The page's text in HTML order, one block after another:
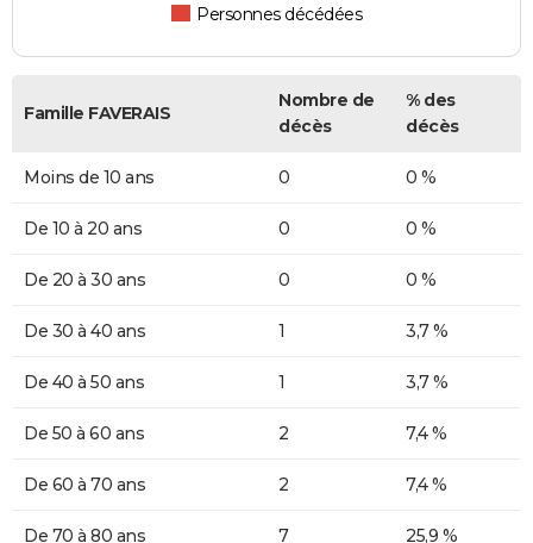
Personnes décédées
Famille FAVERAIS
Nombre de
décès
% des
décès
Moins de 10 ans 0 0 %
De 10 à 20 ans 0 0 %
De 20 à 30 ans 0 0 %
De 30 à 40 ans 1 3,7 %
De 40 à 50 ans 1 3,7 %
De 50 à 60 ans 2 7,4 %
De 60 à 70 ans 2 7,4 %
De 70 à 80 ans 7 25,9 %